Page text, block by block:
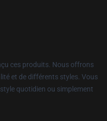
ces produits. Nous offrons
et de différents styles. Vous
quotidien ou simplement